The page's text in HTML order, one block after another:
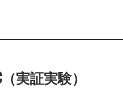
実証実験）